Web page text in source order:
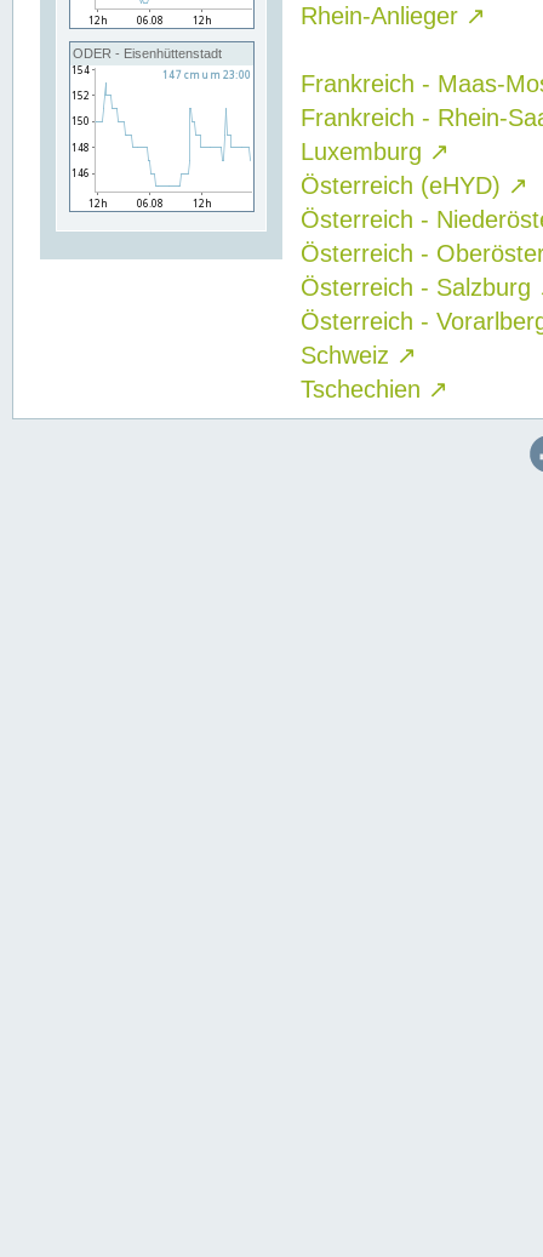
ODER - Eisenhüttenstadt
Rhein-Anlieger ↗
Frankreich - Maas-
Frankreich - Rhein-
Luxemburg ↗
Österreich (eHYD) ↗
Österreich -
Österreich -
Österreich - Salzburg
Österreich -
Schweiz ↗
Tschechien ↗